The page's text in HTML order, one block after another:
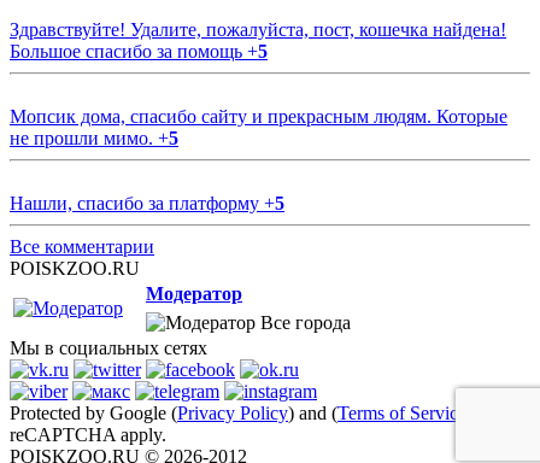
Здравствуйте! Удалите, пожалуйста, пост, кошечка найдена!
Большое спасибо за помощь +5
Мопсик дома, спасибо сайту и прекрасным людям. Которые
не прошли мимо. +5
Нашли, спасибо за платформу +5
Все комментарии
POISKZOO.RU
Модератор
Все города
Мы в социальных сетях
Protected by Google (Privacy Policy) and (Terms of Service
reCAPTCHA apply.
POISKZOO.RU © 2026-2012